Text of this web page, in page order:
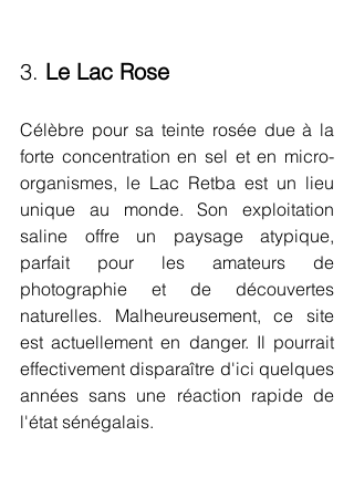
3. Le Lac Rose
Célèbre pour sa teinte rosée due à la
forte concentration en sel et en micro-
organismes, le Lac Retba est un lieu
unique au monde. Son exploitation
saline offre un paysage atypique,
parfait pour les amateurs de
photographie et de découvertes
naturelles. Malheureusement, ce site
est actuellement en danger. Il pourrait
effectivement disparaître d'ici quelques
années sans une réaction rapide de
l'état sénégalais.